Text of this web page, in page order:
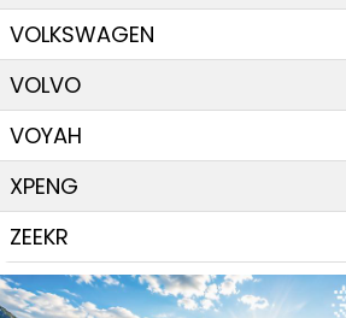
VOLKSWAGEN
VOLVO
VOYAH
XPENG
ZEEKR